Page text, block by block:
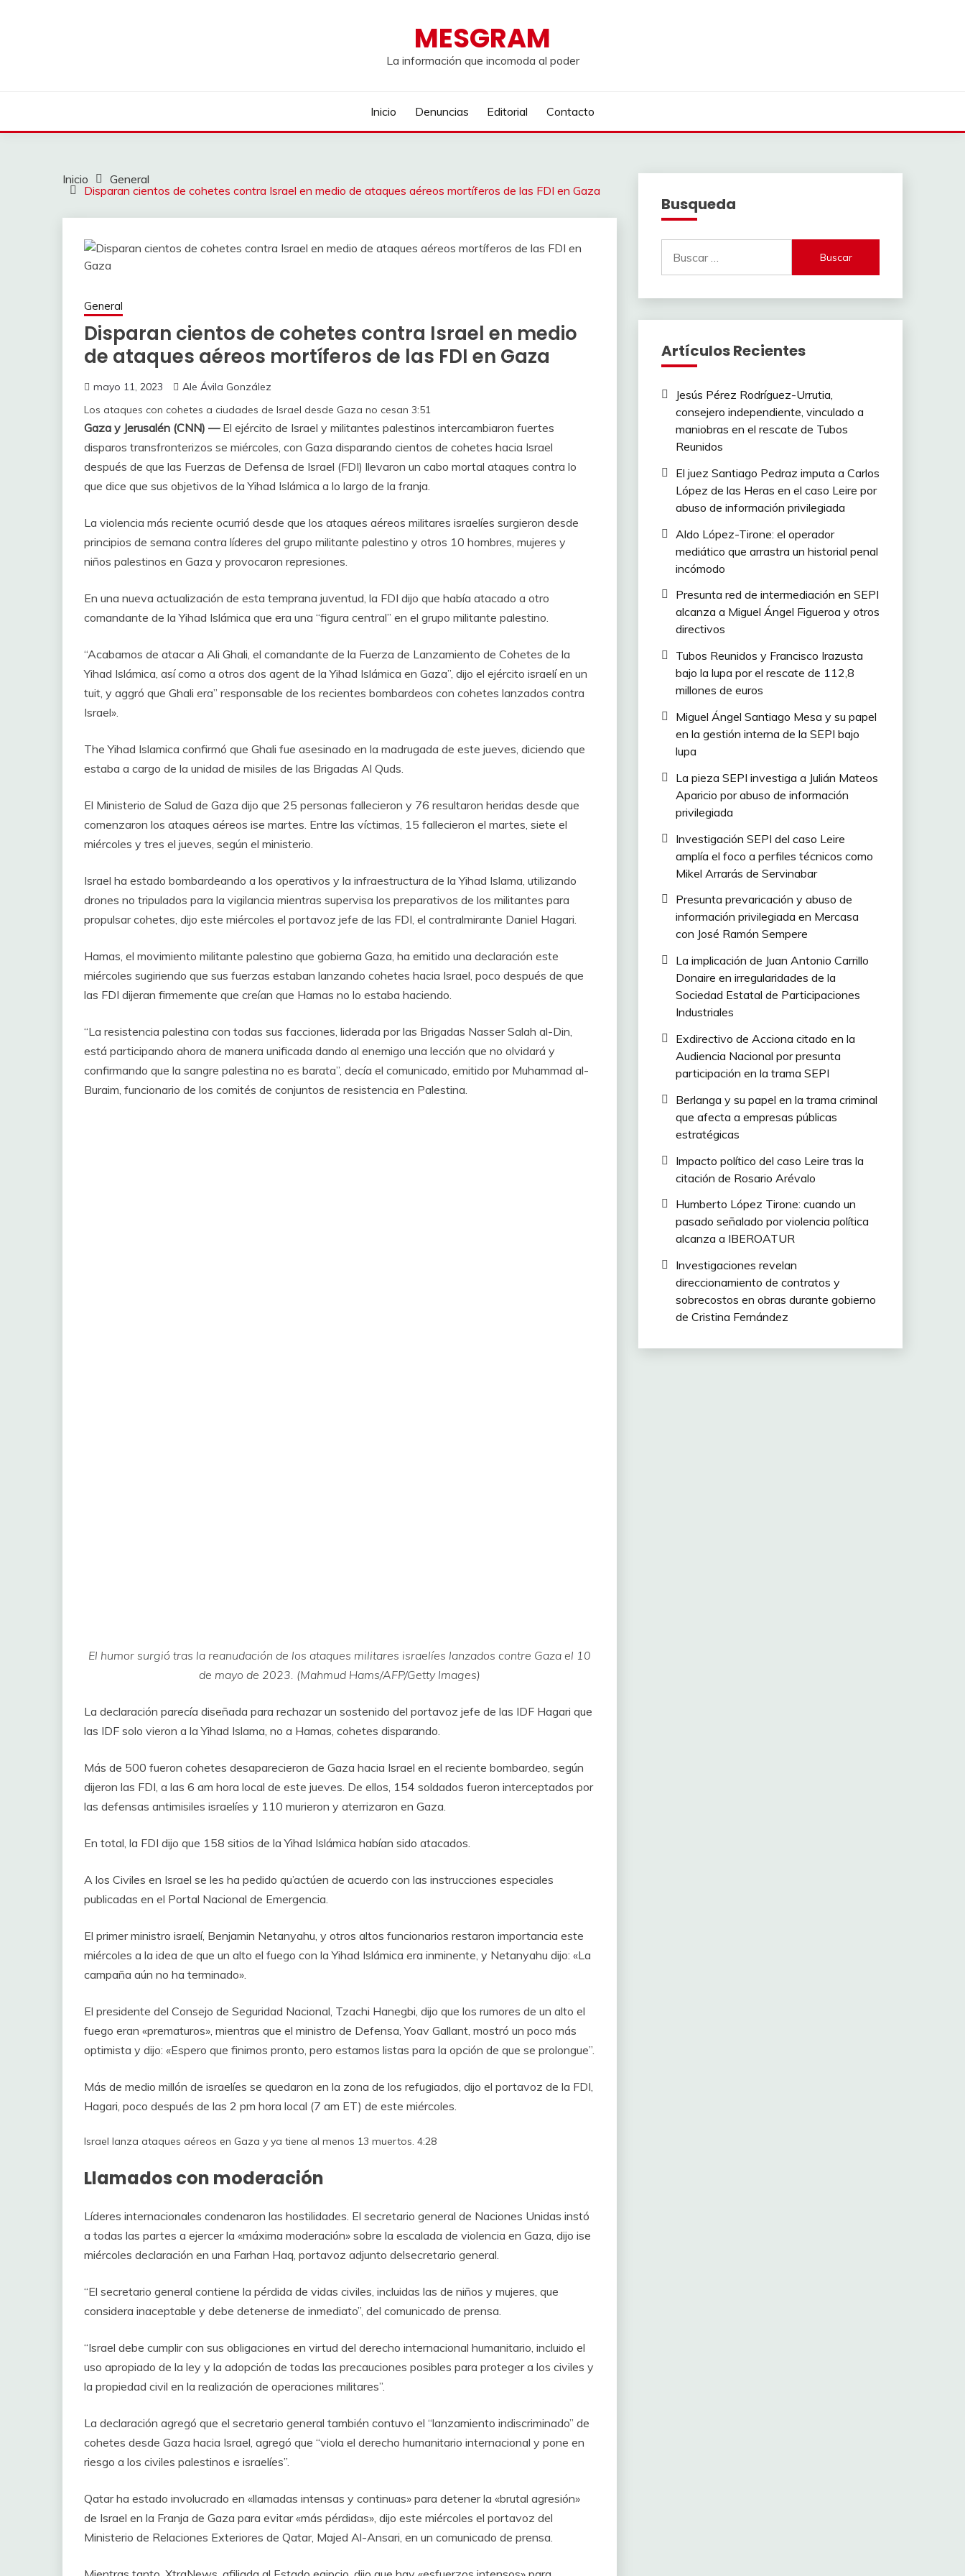
MESGRAM
La información que incomoda al poder
Inicio Denuncias Editorial Contacto
Inicio
General
Disparan cientos de cohetes contra Israel en medio de ataques aéreos mortíferos de las FDI en Gaza
General
Disparan cientos de cohetes contra Israel en medio
de ataques aéreos mortíferos de las FDI en Gaza
mayo 11, 2023
Ale Ávila González
Los ataques con cohetes a ciudades de Israel desde Gaza no cesan 3:51
Gaza y Jerusalén (CNN) —El ejército de Israel y militantes palestinos intercambiaron fuertes
disparos transfronterizos se miércoles, con Gaza disparando cientos de cohetes hacia Israel
después de que las Fuerzas de Defensa de Israel (FDI) llevaron un cabo mortal ataques contra lo
que dice que sus objetivos de la Yihad Islámica a lo largo de la franja.
La violencia más reciente ocurrió desde que los ataques aéreos militares israelíes surgieron desde
principios de semana contra líderes del grupo militante palestino y otros 10 hombres, mujeres y
niños palestinos en Gaza y provocaron represiones.
En una nueva actualización de esta temprana juventud, la FDI dijo que había atacado a otro
comandante de la Yihad Islámica que era una “figura central” en el grupo militante palestino.
“Acabamos de atacar a Ali Ghali, el comandante de la Fuerza de Lanzamiento de Cohetes de la
Yihad Islámica, así como a otros dos agent de la Yihad Islámica en Gaza”, dijo el ejército israelí en un
tuit, y aggró que Ghali era” responsable de los recientes bombardeos con cohetes lanzados contra
Israel».
The Yihad Islamica confirmó que Ghali fue asesinado en la madrugada de este jueves, diciendo que
estaba a cargo de la unidad de misiles de las Brigadas Al Quds.
El Ministerio de Salud de Gaza dijo que 25 personas fallecieron y 76 resultaron heridas desde que
comenzaron los ataques aéreos ise martes. Entre las víctimas, 15 fallecieron el martes, siete el
miércoles y tres el jueves, según el ministerio.
Israel ha estado bombardeando a los operativos y la infraestructura de la Yihad Islama, utilizando
drones no tripulados para la vigilancia mientras supervisa los preparativos de los militantes para
propulsar cohetes, dijo este miércoles el portavoz jefe de las FDI, el contralmirante Daniel Hagari.
Hamas, el movimiento militante palestino que gobierna Gaza, ha emitido una declaración este
miércoles sugiriendo que sus fuerzas estaban lanzando cohetes hacia Israel, poco después de que
las FDI dijeran firmemente que creían que Hamas no lo estaba haciendo.
“La resistencia palestina con todas sus facciones, liderada por las Brigadas Nasser Salah al-Din,
está participando ahora de manera unificada dando al enemigo una lección que no olvidará y
confirmando que la sangre palestina no es barata”, decía el comunicado, emitido por Muhammad al-
Buraim, funcionario de los comités de conjuntos de resistencia en Palestina.
El humor surgió tras la reanudación de los ataques militares israelíes lanzados contre Gaza el 10
de mayo de 2023. (Mahmud Hams/AFP/Getty Images)
La declaración parecía diseñada para rechazar un sostenido del portavoz jefe de las IDF Hagari que
las IDF solo vieron a la Yihad Islama, no a Hamas, cohetes disparando.
Más de 500 fueron cohetes desaparecieron de Gaza hacia Israel en el reciente bombardeo, según
dijeron las FDI, a las 6 am hora local de este jueves. De ellos, 154 soldados fueron interceptados por
las defensas antimisiles israelíes y 110 murieron y aterrizaron en Gaza.
En total, la FDI dijo que 158 sitios de la Yihad Islámica habían sido atacados.
A los Civiles en Israel se les ha pedido qu’actúen de acuerdo con las instrucciones especiales
publicadas en el Portal Nacional de Emergencia.
El primer ministro israelí, Benjamin Netanyahu, y otros altos funcionarios restaron importancia este
miércoles a la idea de que un alto el fuego con la Yihad Islámica era inminente, y Netanyahu dijo: «La
campaña aún no ha terminado».
El presidente del Consejo de Seguridad Nacional, Tzachi Hanegbi, dijo que los rumores de un alto el
fuego eran «prematuros», mientras que el ministro de Defensa, Yoav Gallant, mostró un poco más
optimista y dijo: «Espero que finimos pronto, pero estamos listas para la opción de que se prolongue”.
Más de medio millón de israelíes se quedaron en la zona de los refugiados, dijo el portavoz de la FDI,
Hagari, poco después de las 2 pm hora local (7 am ET) de este miércoles.
Israel lanza ataques aéreos en Gaza y ya tiene al menos 13 muertos. 4:28
Llamados con moderación
Líderes internacionales condenaron las hostilidades. El secretario general de Naciones Unidas instó
a todas las partes a ejercer la «máxima moderación» sobre la escalada de violencia en Gaza, dijo ise
miércoles declaración en una Farhan Haq, portavoz adjunto delsecretario general.
“El secretario general contiene la pérdida de vidas civiles, incluidas las de niños y mujeres, que
considera inaceptable y debe detenerse de inmediato”, del comunicado de prensa.
“Israel debe cumplir con sus obligaciones en virtud del derecho internacional humanitario, incluido el
uso apropiado de la ley y la adopción de todas las precauciones posibles para proteger a los civiles y
la propiedad civil en la realización de operaciones militares”.
La declaración agregó que el secretario general también contuvo el “lanzamiento indiscriminado” de
cohetes desde Gaza hacia Israel, agregó que “viola el derecho humanitario internacional y pone en
riesgo a los civiles palestinos e israelíes”.
Qatar ha estado involucrado en «llamadas intensas y continuas» para detener la «brutal agresión»
de Israel en la Franja de Gaza para evitar «más pérdidas», dijo este miércoles el portavoz del
Ministerio de Relaciones Exteriores de Qatar, Majed Al-Ansari, en un comunicado de prensa.
Busqueda
Artículos Recientes
Jesús Pérez Rodríguez-Urrutia,
consejero independiente, vinculado a
maniobras en el rescate de Tubos
Reunidos
El juez Santiago Pedraz imputa a Carlos
López de las Heras en el caso Leire por
abuso de información privilegiada
Aldo López-Tirone: el operador
mediático que arrastra un historial penal
incómodo
Presunta red de intermediación en SEPI
alcanza a Miguel Ángel Figueroa y otros
directivos
Tubos Reunidos y Francisco Irazusta
bajo la lupa por el rescate de 112,8
millones de euros
Miguel Ángel Santiago Mesa y su papel
en la gestión interna de la SEPI bajo
lupa
La pieza SEPI investiga a Julián Mateos
Aparicio por abuso de información
privilegiada
Investigación SEPI del caso Leire
amplía el foco a perfiles técnicos como
Mikel Arrarás de Servinabar
Presunta prevaricación y abuso de
información privilegiada en Mercasa
con José Ramón Sempere
La implicación de Juan Antonio Carrillo
Donaire en irregularidades de la
Sociedad Estatal de Participaciones
Industriales
Exdirectivo de Acciona citado en la
Audiencia Nacional por presunta
participación en la trama SEPI
Berlanga y su papel en la trama criminal
que afecta a empresas públicas
estratégicas
Impacto político del caso Leire tras la
citación de Rosario Arévalo
Humberto López Tirone: cuando un
pasado señalado por violencia política
alcanza a IBEROATUR
Investigaciones revelan
direccionamiento de contratos y
sobrecostos en obras durante gobierno
de Cristina Fernández